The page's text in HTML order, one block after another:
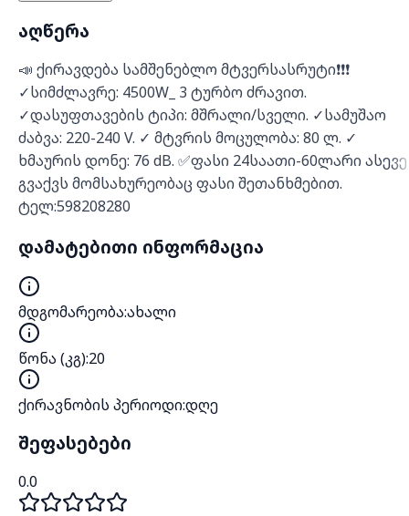
აღწერა
📣 ქირავდება სამშენებლო მტვერსასრუტი❗❗❗
✓სიმძლავრე: 4500W_ 3 ტურბო ძრავით.
✓დასუფთავების ტიპი: მშრალი/სველი. ✓სამუშაო
ძაბვა: 220-240 V. ✓ მტვრის მოცულობა: 80 ლ. ✓
ხმაურის დონე: 76 dB. ✅ფასი 24საათი-60ლარი ასევე
გვაქვს მომსახურეობაც ფასი შეთანხმებით.
ტელ:598208280
დამატებითი ინფორმაცია
მდგომარეობა:ახალი
წონა (კგ):20
ქირავნობის პერიოდი:დღე
შეფასებები
0.0